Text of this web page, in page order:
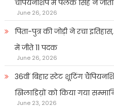
चैंपियनशिप में पलक सिंह ने
June 26, 2026
पिता-पुत्र की जोड़ी ने रचा
में जीते 11 पदक
June 26, 2026
36वीं बिहार स्टेट शूटिंग
खिलाडिय़ों को किया गया
June 23, 2026